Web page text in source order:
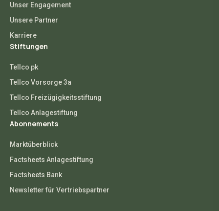
Unser Engagement
Unsere Partner
Karriere
Stiftungen
Tellco pk
Tellco Vorsorge 3a
Tellco Freizügigkeitsstiftung
Tellco Anlagestiftung
Abonnements
Marktüberblick
Factsheets Anlagestiftung
Factsheets Bank
Newsletter für Vertriebspartner